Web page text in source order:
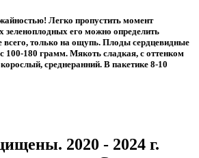
Легко пропустить момент
зеленоплодных его можно определить
всего, только на ощупь. Плоды сердцевидные
100-180 грамм. Мякоть сладкая, с оттенком
среднеранний. В пакетике 8-10
2020 - 2024 г.